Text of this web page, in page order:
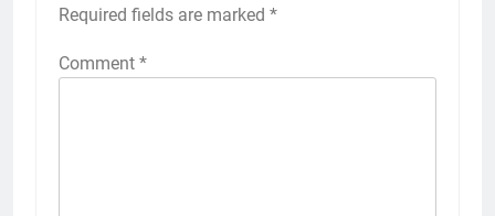
Required fields are marked *
Comment *